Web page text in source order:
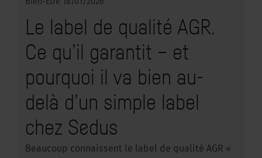
Bien-Être 18/01/2026
Le label de qualité AGR.
Ce qu’il garantit – et
pourquoi il va bien au-
delà d’un simple label
chez Sedus
Beaucoup connaissent le label de qualité AGR «